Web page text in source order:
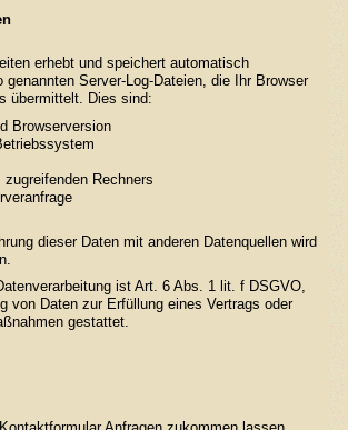
erhebt und speichert automatisch
genannten Server-Log-Dateien, die Ihr Browser
übermittelt. Dies sind:
Browserversion
zugreifenden Rechners
dieser Daten mit anderen Datenquellen wird
ist Art. 6 Abs. 1 lit. f DSGVO,
von Daten zur Erfüllung eines Vertrags oder
gestattet.